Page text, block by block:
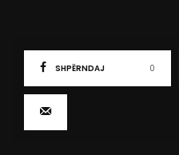
SHPËRNDAJ 0